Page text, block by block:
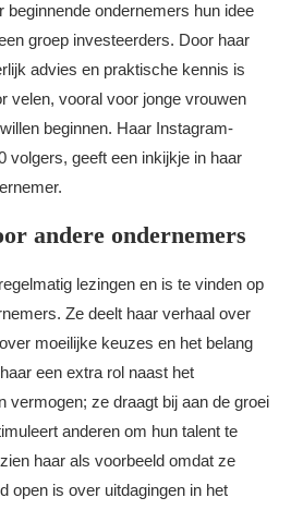
ondernemers hun idee
groep investeerders. Door haar
advies en praktische kennis is
velen, vooral voor jonge vrouwen
beginnen. Haar Instagram-
volgers, geeft een inkijkje in haar
andere ondernemers
lezingen en is te vinden op
Ze deelt haar verhaal over
moeilijke keuzes en het belang
een extra rol naast het
vermogen; ze draagt bij aan de groei
anderen om hun talent te
haar als voorbeeld omdat ze
open is over uitdagingen in het